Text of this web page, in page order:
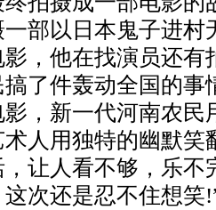
部以日本鬼子进村
影，他在找演员还
了件轰动全国的事
，新一代河南农
人用独特的幽默笑
让人看不够，乐不
次还是忍不住想笑